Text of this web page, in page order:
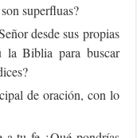
superfluas?
desde sus propias
la Biblia para buscar
de oración, con lo